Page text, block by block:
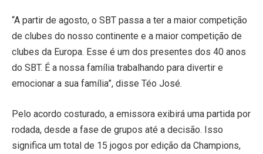
“A partir de agosto, o SBT passa a ter a maior competição
de clubes do nosso continente e a maior competição de
clubes da Europa. Esse é um dos presentes dos 40 anos
do SBT. É a nossa família trabalhando para divertir e
emocionar a sua família”, disse Téo José.
Pelo acordo costurado, a emissora exibirá uma partida por
rodada, desde a fase de grupos até a decisão. Isso
significa um total de 15 jogos por edição da Champions,